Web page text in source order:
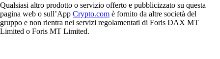
Qualsiasi altro prodotto o servizio offerto e pubblicizzato su questa
pagina web o sull’App Crypto.com è fornito da altre società del
gruppo e non rientra nei servizi regolamentati di Foris DAX MT
Limited o Foris MT Limited.